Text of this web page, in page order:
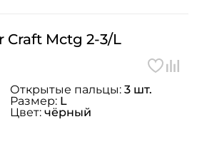
Craft Mctg 2-3/L
Открытые пальцы: 3 шт.
Размер: L
Цвет: чёрный